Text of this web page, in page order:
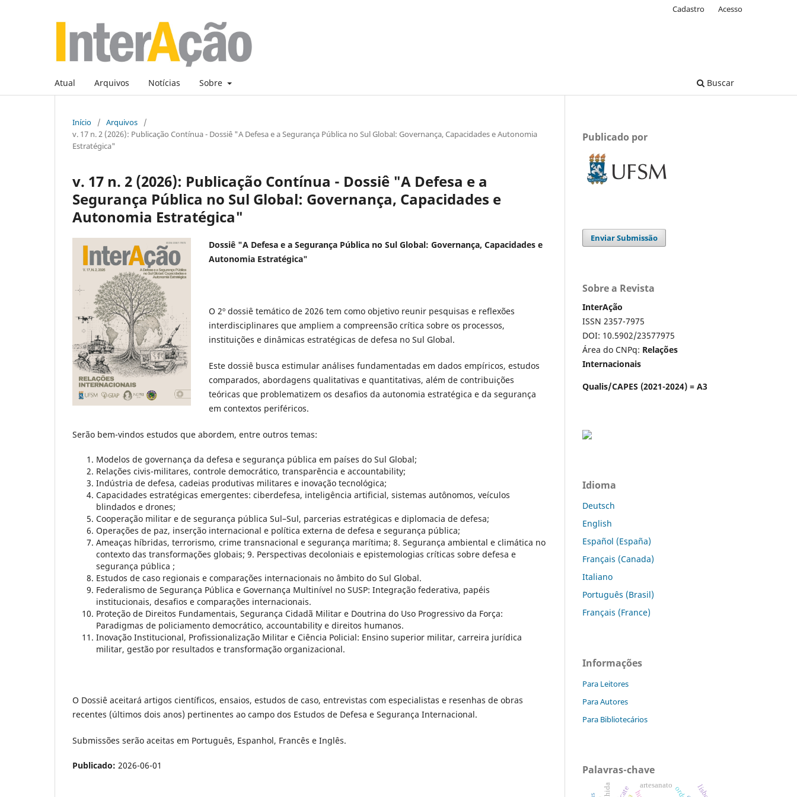
Atual Arquivos Notícias Sobre Buscar
Cadastro Acesso
Início / Arquivos
/
v. 17 n. 2 (2026): Publicação Contínua - Dossiê "A Defesa e a Segurança Pública no Sul Global: Governança, Capacidades e Autonomia
Estratégica"
v. 17 n. 2 (2026): Publicação Contínua - Dossiê "A Defesa e a
Segurança Pública no Sul Global: Governança, Capacidades e
Autonomia Estratégica"
Dossiê "A Defesa e a Segurança Pública no Sul Global: Governança, Capacidades e
Autonomia Estratégica"
O 2º dossiê temático de 2026 tem como objetivo reunir pesquisas e reflexões
interdisciplinares que ampliem a compreensão crítica sobre os processos,
instituições e dinâmicas estratégicas de defesa no Sul Global.
Este dossiê busca estimular análises fundamentadas em dados empíricos, estudos
comparados, abordagens qualitativas e quantitativas, além de contribuições
teóricas que problematizem os desafios da autonomia estratégica e da segurança
em contextos periféricos.
Serão bem-vindos estudos que abordem, entre outros temas:
Modelos de governança da defesa e segurança pública em países do Sul Global;
Relações civis-militares, controle democrático, transparência e accountability;
Indústria de defesa, cadeias produtivas militares e inovação tecnológica;
Capacidades estratégicas emergentes: ciberdefesa, inteligência artificial, sistemas autônomos, veículos
blindados e drones;
Cooperação militar e de segurança pública Sul–Sul, parcerias estratégicas e diplomacia de defesa;
Operações de paz, inserção internacional e política externa de defesa e segurança pública;
Ameaças híbridas, terrorismo, crime transnacional e segurança marítima; 8. Segurança ambiental e climática no
contexto das transformações globais; 9. Perspectivas decoloniais e epistemologias críticas sobre defesa e
segurança pública ;
Estudos de caso regionais e comparações internacionais no âmbito do Sul Global.
Federalismo de Segurança Pública e Governança Multinível no SUSP: Integração federativa, papéis
institucionais, desafios e comparações internacionais.
Proteção de Direitos Fundamentais, Segurança Cidadã Militar e Doutrina do Uso Progressivo da Força:
Paradigmas de policiamento democrático, accountability e direitos humanos.
Inovação Institucional, Profissionalização Militar e Ciência Policial: Ensino superior militar, carreira jurídica
militar, gestão por resultados e transformação organizacional.
O Dossiê aceitará artigos científicos, ensaios, estudos de caso, entrevistas com especialistas e resenhas de obras
recentes (últimos dois anos) pertinentes ao campo dos Estudos de Defesa e Segurança Internacional.
Submissões serão aceitas em Português, Espanhol, Francês e Inglês.
Publicado: 2026-06-01
Publicado por
Enviar Submissão
Sobre a Revista
InterAção
ISSN 2357-7975
DOI: 10.5902/23577975
Área do CNPq: Relações
Internacionais
Qualis/CAPES (2021-2024) = A3
Idioma
Deutsch
English
Español (España)
Français (Canada)
Italiano
Português (Brasil)
Français (France)
Informações
Para Leitores
Para Autores
Para Bibliotecários
Palavras-chave
artesanato